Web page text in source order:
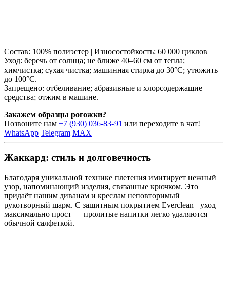
Состав: 100% полиэстер | Износостойкость: 60 000 циклов
Уход: беречь от солнца; не ближе 40–60 см от тепла;
химчистка; сухая чистка; машинная стирка до 30°C; утюжить
до 100°C.
Запрещено: отбеливание; абразивные и хлорсодержащие
средства; отжим в машине.
Закажем образцы рогожки?
Позвоните нам +7 (930) 036-83-91 или переходите в чат!
WhatsApp Telegram MAX
Жаккард: стиль и долговечность
Благодаря уникальной технике плетения имитирует нежный
узор, напоминающий изделия, связанные крючком. Это
придаёт нашим диванам и креслам неповторимый
рукотворный шарм. С защитным покрытием Everclean+ уход
максимально прост — пролитые напитки легко удаляются
обычной салфеткой.